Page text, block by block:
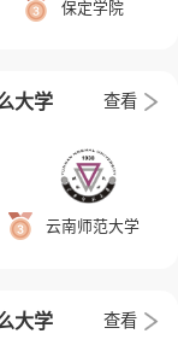
保定学院
大学 查看
云南师范大学
大学 查看